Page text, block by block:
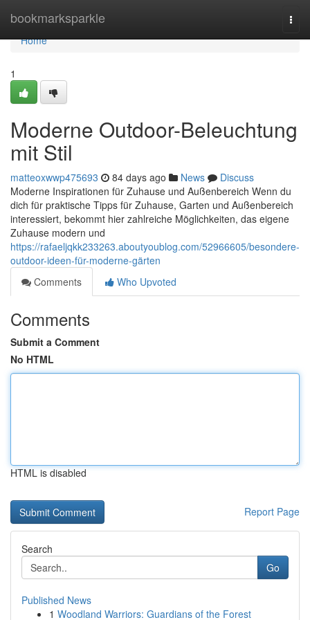
bookmarksparkle
Home
Home
1
Moderne Outdoor-Beleuchtung
mit Stil
matteoxwwp475693 84 days ago News
Discuss
Moderne Inspirationen für Zuhause und Außenbereich Wenn du
dich für praktische Tipps für Zuhause, Garten und Außenbereich
interessiert, bekommt hier zahlreiche Möglichkeiten, das eigene
Zuhause modern und
https://rafaeljqkk233263.aboutyoublog.com/52966605/besondere-
outdoor-ideen-für-moderne-gärten
Comments
Who Upvoted
Comments
Submit a Comment
No HTML
HTML is disabled
Report Page
Search
Go
Published News
1 Woodland Warriors: Guardians of the Forest